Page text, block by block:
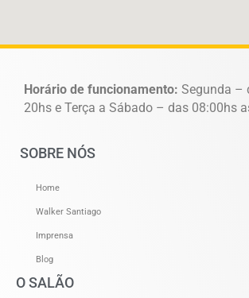
Horário de funcionamento: Segunda –
20hs e Terça a Sábado – das 08:00hs
SOBRE NÓS
Home
Walker Santiago
Imprensa
Blog
O SALÃO